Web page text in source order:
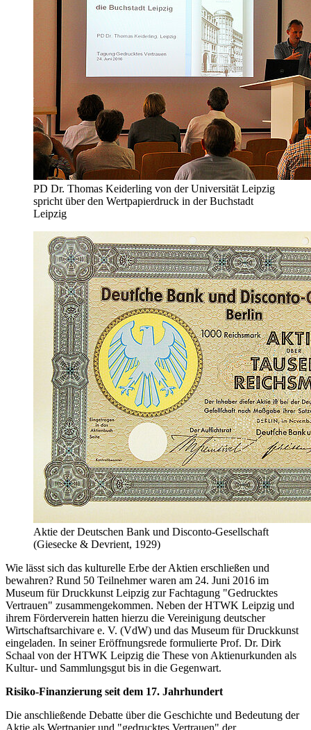
PD Dr. Thomas Keiderling von der Universität Leipzig
spricht über den Wertpapierdruck in der Buchstadt
Leipzig
Aktie der Deutschen Bank und Disconto-Gesellschaft
(Giesecke & Devrient, 1929)
Wie lässt sich das kulturelle Erbe der Aktien erschließen und
bewahren? Rund 50 Teilnehmer waren am 24. Juni 2016 im
Museum für Druckkunst Leipzig zur Fachtagung "Gedrucktes
Vertrauen" zusammengekommen. Neben der HTWK Leipzig und
ihrem Förderverein hatten hierzu die Vereinigung deutscher
Wirtschaftsarchivare e. V. (VdW) und das Museum für Druckkunst
eingeladen. In seiner Eröffnungsrede formulierte Prof. Dr. Dirk
Schaal von der HTWK Leipzig die These von Aktienurkunden als
Kultur- und Sammlungsgut bis in die Gegenwart.
Risiko-Finanzierung seit dem 17. Jahrhundert
Die anschließende Debatte über die Geschichte und Bedeutung der